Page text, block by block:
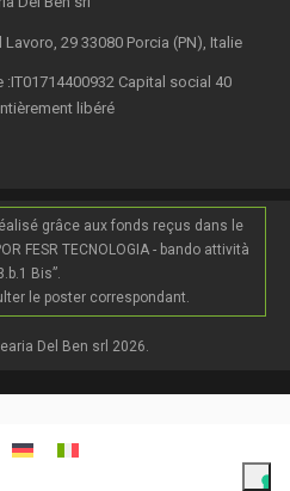
29 33080 Porcia (PN), Italie
:IT01714400932 Capital social 40
libéré
grâce aux fonds reçus dans le
FESR TECNOLOGIA - bando attività
Bis”.
le poster correspondant.
Del Ben srl 2026.